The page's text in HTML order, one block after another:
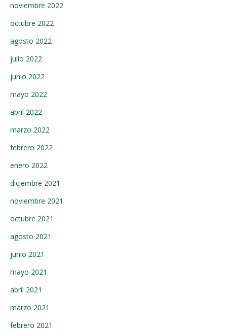
noviembre 2022
octubre 2022
agosto 2022
julio 2022
junio 2022
mayo 2022
abril 2022
marzo 2022
febrero 2022
enero 2022
diciembre 2021
noviembre 2021
octubre 2021
agosto 2021
junio 2021
mayo 2021
abril 2021
marzo 2021
febrero 2021